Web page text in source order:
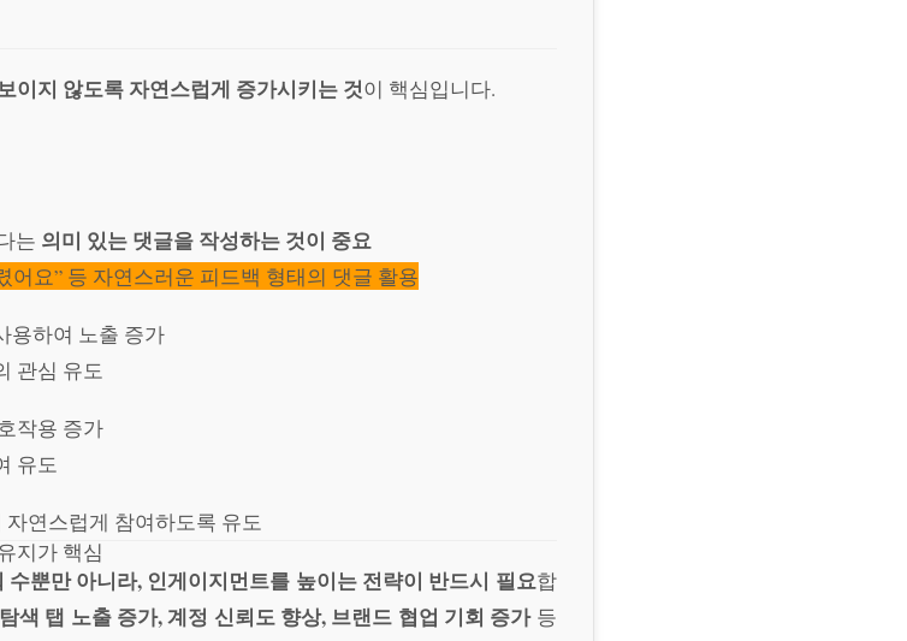
이지 않도록 자연스럽게 증가시키는 것이 핵심입니다.
는 의미 있는 댓글을 작성하는 것이 중요
어요” 등 자연스러운 피드백 형태의 댓글 활용
용하여 노출 증가
관심 유도
작용 증가
유도
연스럽게 참여하도록 유도
지가 핵심
수뿐만 아니라, 인게이지먼트를 높이는 전략이 반드시 필요합
탐색 탭 노출 증가, 계정 신뢰도 향상, 브랜드 협업 기회 증가등